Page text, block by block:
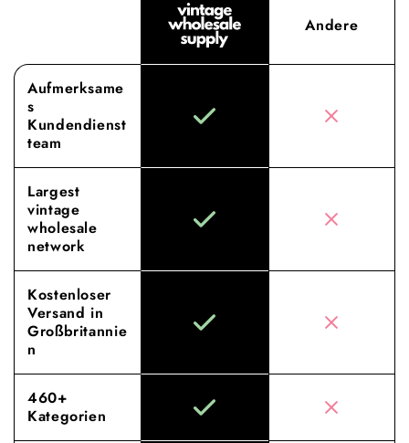
Andere
Aufmerksame
s
Kundendienst
team
Largest
vintage
wholesale
network
Kostenloser
Versand in
Großbritannie
n
460+
Kategorien